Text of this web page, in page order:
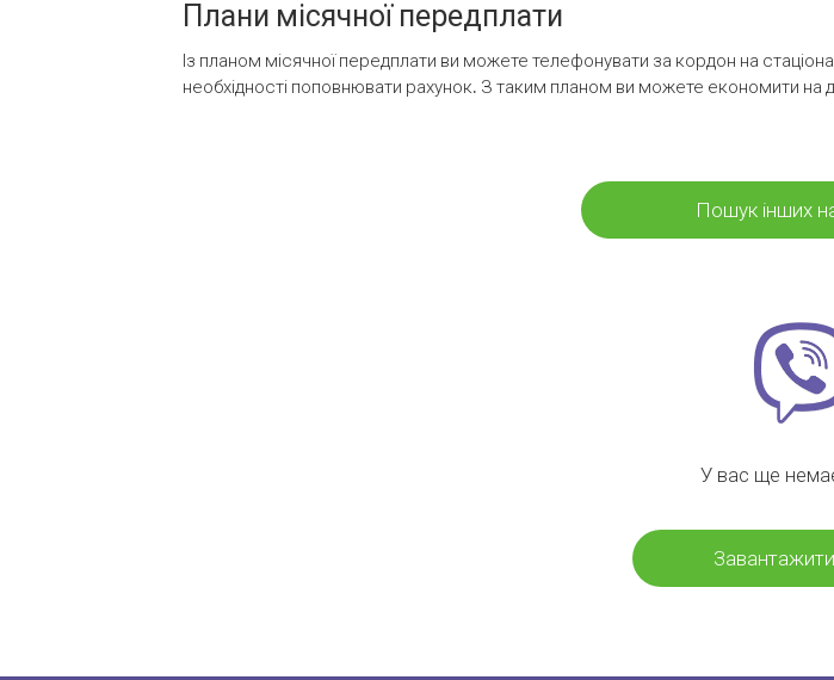
Плани місячної передплати
Із планом місячної передплати ви можете телефонувати за кордон на
необхідності поповнювати рахунок. З таким планом ви можете економити на
Пошук інших
У вас ще